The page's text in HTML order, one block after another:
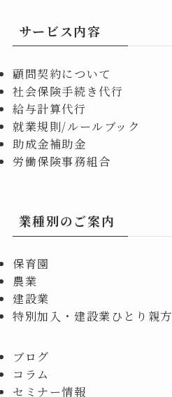
サービス内容
顧問契約について
社会保険手続き代行
給与計算代行
就業規則/ルールブック
助成金補助金
労働保険事務組合
業種別のご案内
保育園
農業
建設業
特別加入・建設業ひとり親方
ブログ
コラム
セミナー情報